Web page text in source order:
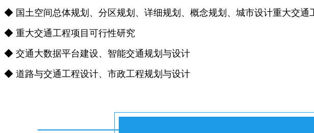
◆ 国土空间总体规划、分区规划、详细规划、概念规划、城市设计重大交通
◆ 重大交通工程项目可行性研究
◆ 交通大数据平台建设、智能交通规划与设计
◆ 道路与交通工程设计、市政工程规划与设计